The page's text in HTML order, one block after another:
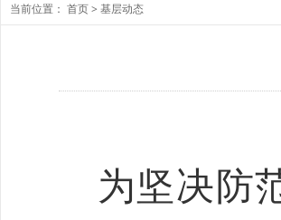
当前位置： 首页> 基层动态
为坚决防